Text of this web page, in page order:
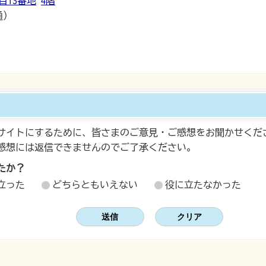
イトにするために、皆さまのご意見・ご感想をお聞かせくだ
には返信できませんのでご了承ください。
か？
った
どちらともいえない 役に立たなかった